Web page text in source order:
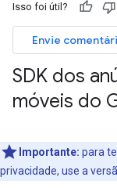
Isso foi útil?
Envie
SDK dos
móveis do
Importante: para
privacidade, use a